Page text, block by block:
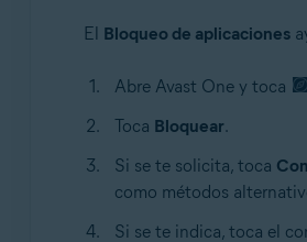
El Bloqueo de aplicaciones
Abre Avast One y toca
Toca Bloquear.
Si se te solicita, toca
como métodos
Si se te indica, toca el